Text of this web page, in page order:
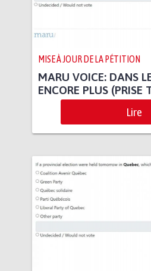
MISE À JOUR DE LA PÉTITION
MARU VOICE: DANS
ENCORE PLUS (PRISE
Lire